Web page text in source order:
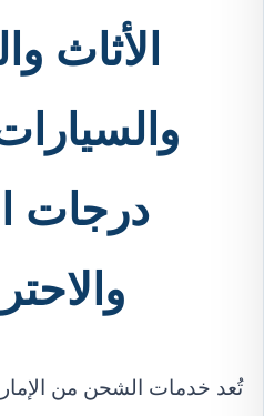
الأثاث
درجات
تُعد خدمات الشحن من